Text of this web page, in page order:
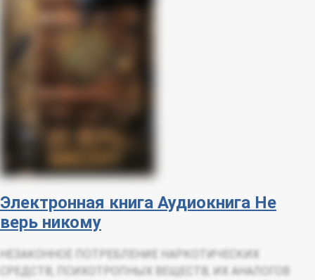
Электронная книга Аудиокнига Не
верь никому
НЕЗАКОННОЕ ПОТРЕБЛЕНИЕ НАРКОТИЧЕСКИХ
СРЕДСТВ, ПСИХОТРОПНЫХ ВЕЩЕСТВ, ИХ АНАЛОГОВ